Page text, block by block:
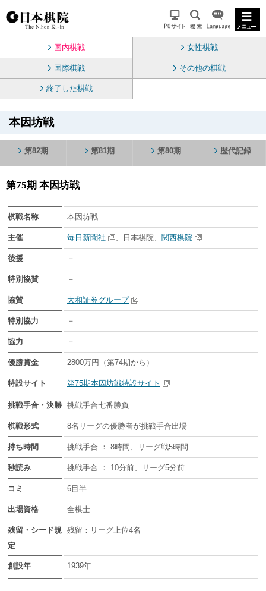
国内棋戦 女性棋戦
国際棋戦 その他の棋戦
終了した棋戦
本因坊戦
第82期 第81期 第80期 歴代記録
第75期 本因坊戦
棋戦名称 本因坊戦
主催 毎日新聞社 、日本棋院、 関西棋院
後援 －
特別協賛 －
協賛 大和証券グループ
特別協力 －
協力 －
優勝賞金 2800万円（第74期から）
特設サイト 第75期本因坊戦特設サイト
挑戦手合・決勝 挑戦手合七番勝負
棋戦形式 8名リーグの優勝者が挑戦手合出場
持ち時間 挑戦手合 ： 8時間、リーグ戦5時間
秒読み 挑戦手合 ： 10分前、リーグ5分前
コミ 6目半
出場資格 全棋士
残留・シード規
定
残留：リーグ上位4名
創設年 1939年